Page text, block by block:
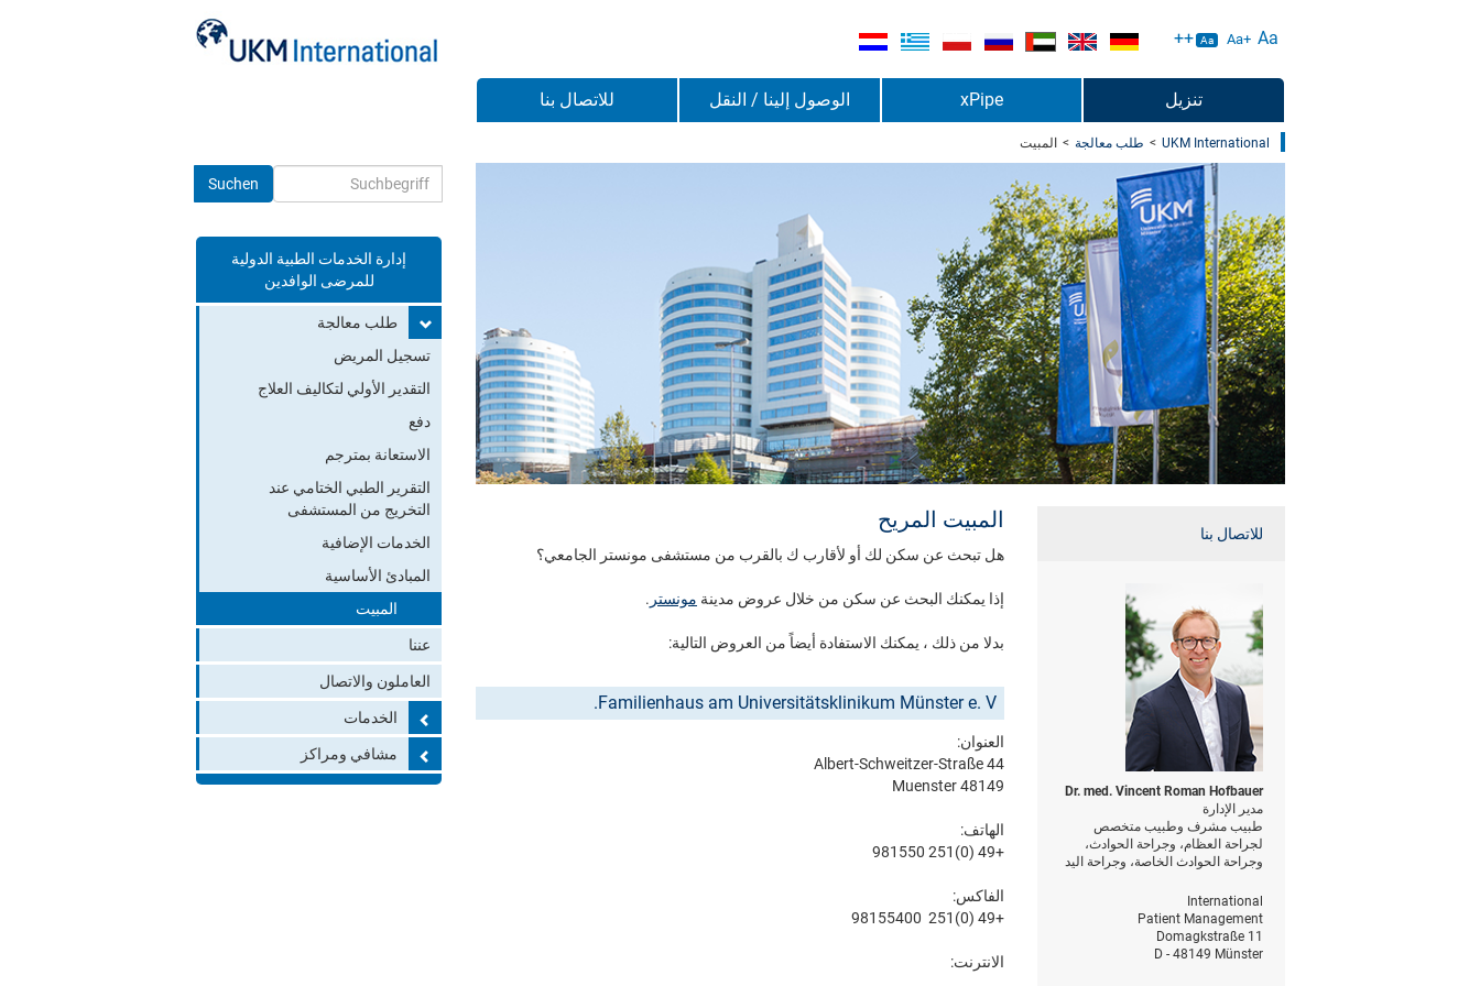
إدارة الخدمات الطبية الدولية
للمرضى الوافدين
طلب معالجة
تسجيل المريض
التقدير الأولي لتكاليف العلاج
دفع
الاستعانة بمترجم
التقرير الطبي الختامي عند
التخريج من المستشفى
الخدمات الإضافية
المبادئ الأساسية
المبيت
عننا
العاملون والاتصال
الخدمات
مشافي ومراكز
Aa Aa+ Aa++
للاتصال بنا الوصول إلينا / النقل xPipe تنزيل
UKM International
> طلب معالجة > المبيت
المبيت المريح
هل تبحث عن سكن لك أو لأقارب ك بالقرب من مستشفى مونستر الجامعي؟
إذا يمكنك البحث عن سكن من خلال عروض مدينة مونستر .
بدلا من ذلك ، يمكنك الاستفادة أيضاً من العروض التالية:
Familienhaus am Universitätsklinikum Münster e. V.
العنوان:
Albert-Schweitzer-Straße 44
48149 Muenster
الهاتف:
+49 (0)251 981550
الفاكس:
+49 (0)251 98155400
الانترنت:
للاتصال بنا
Dr. med. Vincent Roman Hofbauer
مدير الإدارة
طبيب مشرف وطبيب متخصص
لجراحة العظام، وجراحة الحوادث،
وجراحة الحوادث الخاصة، وجراحة اليد
International
Patient Management
Domagkstraße 11
D - 48149 Münster